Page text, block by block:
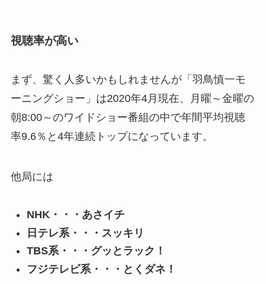
視聴率が高い
まず、驚く人多いかもしれませんが「羽鳥慎一モ
ーニングショー」は2020年4月現在、月曜～金曜の
朝8:00～のワイドショー番組の中で年間平均視聴
率9.6％と4年連続トップになっています。
他局には
NHK・・・あさイチ
日テレ系・・・スッキリ
TBS系・・・グッとラック！
フジテレビ系・・・とくダネ！